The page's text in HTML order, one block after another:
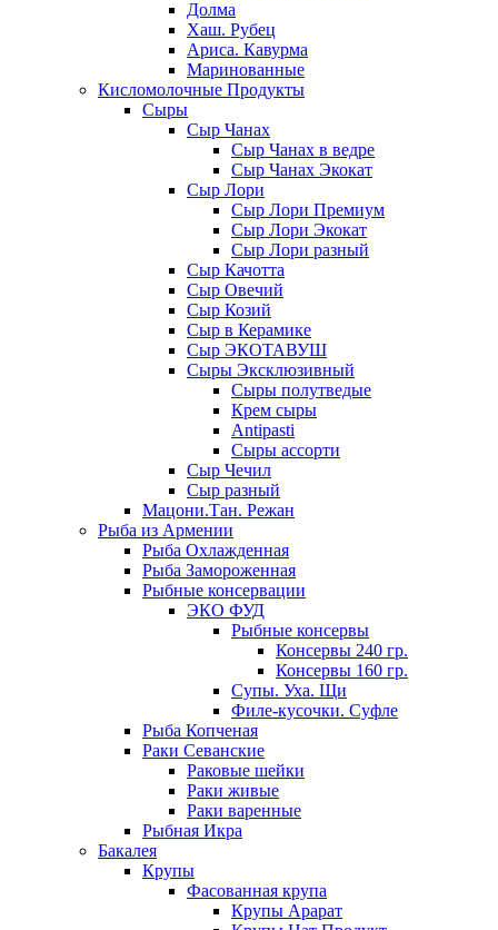
Долма
Хаш. Рубец
Ариса. Кавурма
Маринованные
Кисломолочные Продукты
Сыры
Сыр Чанах
Сыр Чанах в ведре
Сыр Чанах Экокат
Сыр Лори
Сыр Лори Премиум
Сыр Лори Экокат
Сыр Лори разный
Сыр Качотта
Сыр Овечий
Сыр Козий
Сыр в Керамике
Сыр ЭКОТАВУШ
Сыры Эксклюзивный
Сыры полутведые
Крем сыры
Antipasti
Сыры ассорти
Сыр Чечил
Сыр разный
Мацони.Тан. Режан
Рыба из Армении
Рыба Охлажденная
Рыба Замороженная
Рыбные консервации
ЭКО ФУД
Рыбные консервы
Консервы 240 гр.
Консервы 160 гр.
Супы. Уха. Щи
Филе-кусочки. Суфле
Рыба Копченая
Раки Севанские
Раковые шейки
Раки живые
Раки варенные
Рыбная Икра
Бакалея
Крупы
Фасованная крупа
Крупы Арарат